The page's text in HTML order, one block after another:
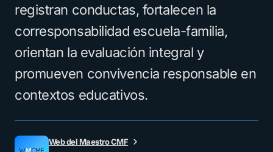
registran conductas, fortalecen la
corresponsabilidad escuela-familia,
orientan la evaluación integral y
promueven convivencia responsable en
contextos educativos.
Web del Maestro CMF